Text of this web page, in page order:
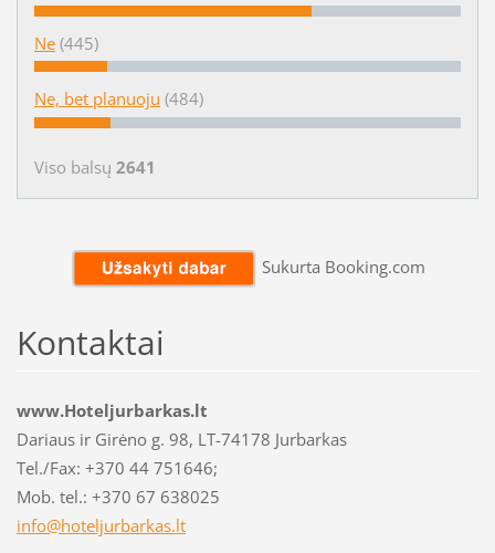
Ne (445)
Ne, bet planuoju (484)
Viso balsų 2641
Sukurta Booking.com
Kontaktai
www.Hoteljurbarkas.lt
Dariaus ir Girėno g. 98, LT-74178 Jurbarkas
Tel./Fax: +370 44 751646;
Mob. tel.: +370 67 638025
info@hoteljurbarkas.lt